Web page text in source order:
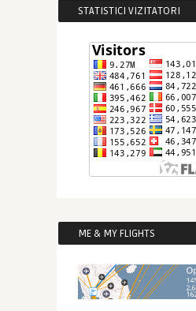
STATISTICI VIZITATORI
ME & MY FLIGHTS